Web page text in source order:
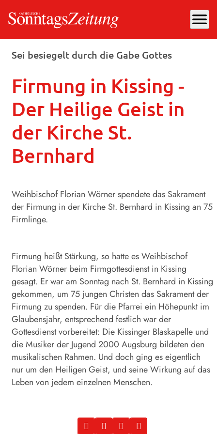
menu
Montag, 24.06.2024, 16:13 Uhr
Sei besiegelt durch die Gabe Gottes
Firmung in Kissing -
Der Heilige Geist in
der Kirche St.
Bernhard
Weihbischof Florian Wörner spendete das Sakrament
der Firmung in der Kirche St. Bernhard in Kissing an 75
Firmlinge.
Firmung heißt Stärkung, so hatte es Weihbischof
Florian Wörner beim Firmgottesdienst in Kissing
gesagt. Er war am Sonntag nach St. Bernhard in Kissing
gekommen, um 75 jungen Christen das Sakrament der
Firmung zu spenden. Für die Pfarrei ein Höhepunkt im
Glaubensjahr, entsprechend festlich war der
Gottesdienst vorbereitet: Die Kissinger Blaskapelle und
die Musiker der Jugend 2000 Augsburg bildeten den
musikalischen Rahmen. Und doch ging es eigentlich
nur um den Heiligen Geist, und seine Wirkung auf das
Leben von jedem einzelnen Menschen.